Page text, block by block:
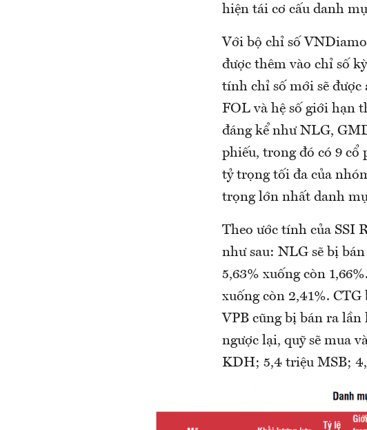
hiện tái cơ cấu danh
Với bộ chỉ số
được thêm vào chỉ số
tính chỉ số mới sẽ được
FOL và hệ số giới hạn
đáng kể như NLG,
phiếu, trong đó có 9 cổ
tỷ trọng tối đa của
trọng lớn nhất danh
Theo ước tính của SSI
như sau: NLG sẽ bị
5,63% xuống còn
xuống còn 2,41%.
VPB cũng bị bán ra lần
ngược lại, quỹ sẽ mua
KDH; 5,4 triệu MSB;